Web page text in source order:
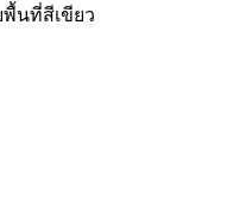
นที่สีเขียว